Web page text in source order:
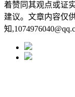
着赞同其观点或证
建议。文章内容仅
知